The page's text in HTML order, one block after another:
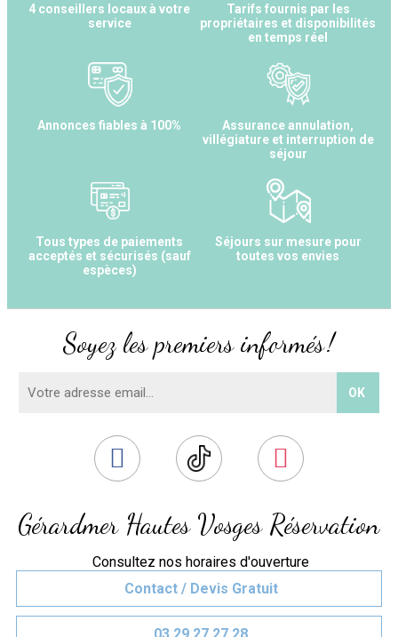
4 conseillers locaux à votre
service
Tarifs fournis par les
propriétaires et disponibilités
en temps réel
Annonces fiables à 100%
Assurance annulation,
villégiature et interruption de
séjour
Tous types de paiements
acceptés et sécurisés (sauf
espèces)
Séjours sur mesure pour
toutes vos envies
Gérardmer Hautes Vosges Réservation
Consultez nos horaires d'ouverture
Contact / Devis Gratuit
Soyez les premiers informés !